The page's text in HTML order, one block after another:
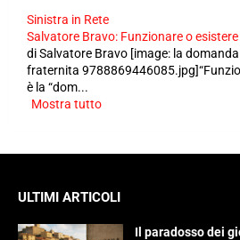
Sinistra in Rete
Salvatore Bravo: Funzionare o esistere
di Salvatore Bravo [image: la
fraternita
è la “dom...
Mostra tutto
ULTIMI ARTICOLI
Il paradosso dei